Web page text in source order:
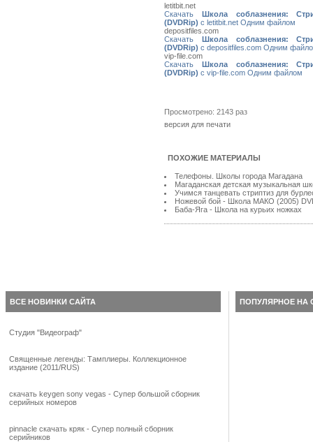
letitbit.net
Скачать Школа соблазнения:
(DVDRip) с letitbit.net Одним файлом
depositfiles.com
Скачать Школа соблазнения:
(DVDRip) с depositfiles.com Одним
vip-file.com
Скачать Школа соблазнения:
(DVDRip) с vip-file.com Одним файлом
Просмотрено: 2143 раз
версия для печати
ПОХОЖИЕ МАТЕРИАЛЫ
Телефоны. Школы города Магадана
Магаданская детская музыкальная
Учимся танцевать стриптиз для
Ножевой бой - Школа МАКО (2005)
Баба-Яга - Школа на курьих ножках
ВСЕ НОВИНКИ САЙТА ПОПУЛЯРНОЕ НА
Студия "Видеограф"
Священные легенды: Тамплиеры. Коллекционное
издание (2011/RUS)
скачать keygen sony vegas - Супер большой сборник
серийных номеров
pinnacle скачать кряк - Супер полный сборник
серийников